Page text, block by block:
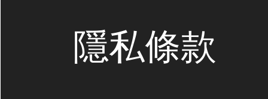
隱私條款